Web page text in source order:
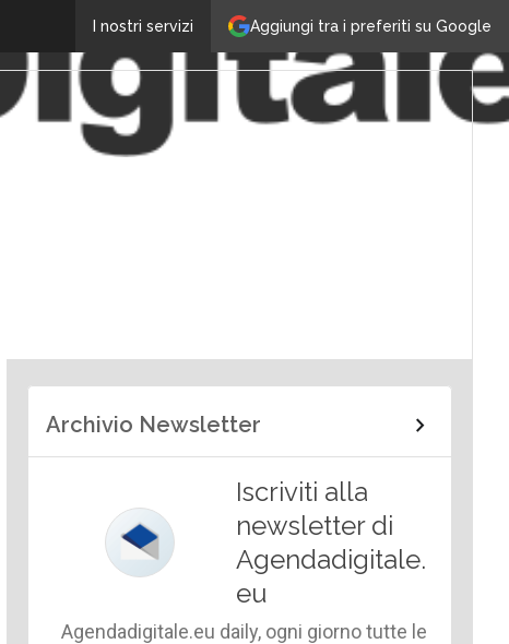
Aggiungi tra i preferiti su Google
I nostri servizi
Archivio Newsletter
Iscriviti alla
newsletter di
Agendadigitale.
eu
Agendadigitale.eu daily, ogni giorno tutte le